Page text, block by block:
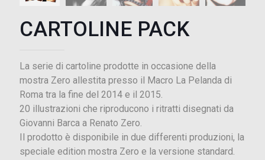
CARTOLINE PACK
La serie di cartoline prodotte in occasione della
mostra Zero allestita presso il Macro La Pelanda di
Roma tra la fine del 2014 e il 2015.
20 illustrazioni che riproducono i ritratti disegnati da
Giovanni Barca a Renato Zero.
Il prodotto è disponibile in due differenti produzioni, la
speciale edition mostra Zero e la versione standard.